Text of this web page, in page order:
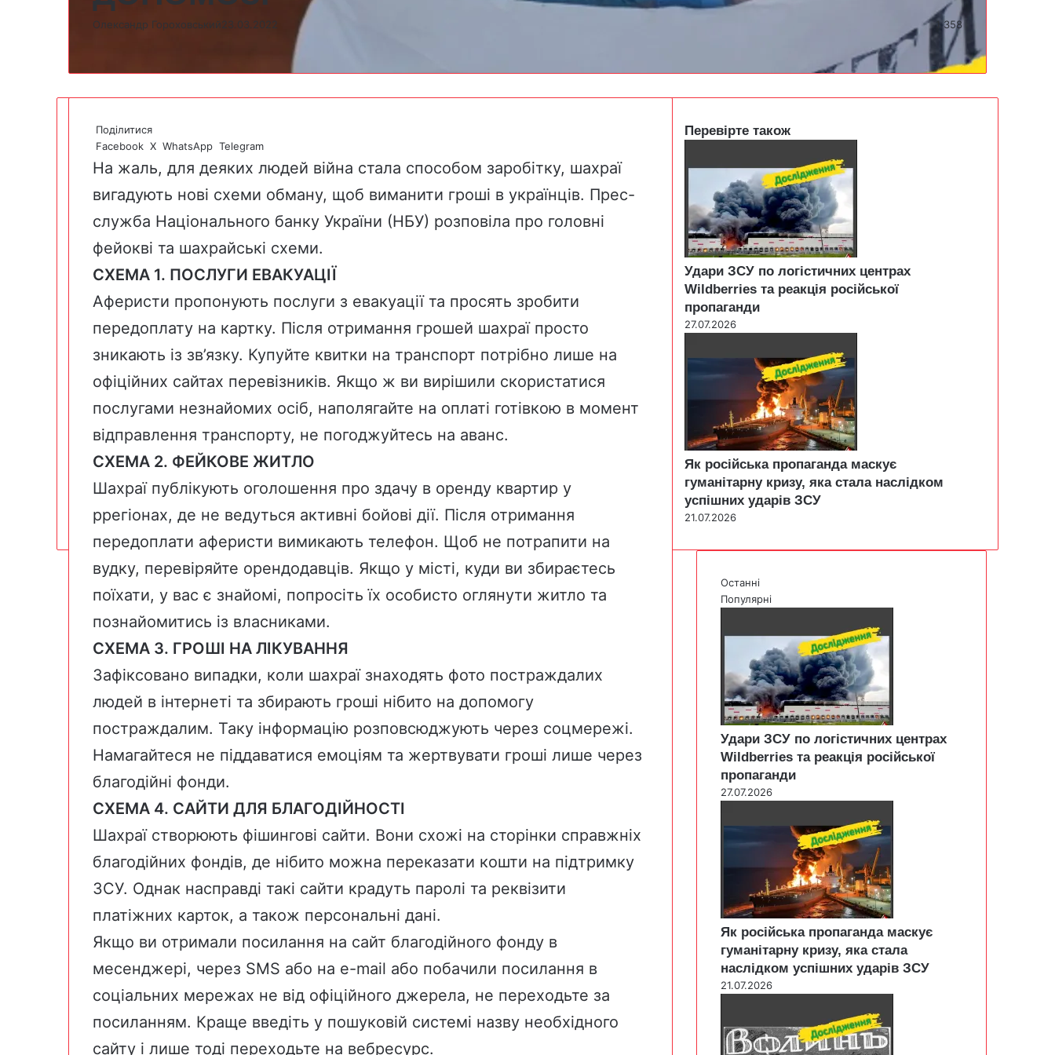
Олександр Гороховський23.03.2022 1 358
Поділитися
Facebook X WhatsApp Telegram
На жаль, для деяких людей війна стала способом заробітку, шахраї
вигадують нові схеми обману, щоб виманити гроші в українців. Прес-
служба Національного банку України (НБУ) розповіла про головні
фейокві та шахрайські схеми.
СХЕМА 1. ПОСЛУГИ ЕВАКУАЦІЇ
Аферисти пропонують послуги з евакуації та просять зробити
передоплату на картку. Після отримання грошей шахраї просто
зникають із зв’язку. Купуйте квитки на транспорт потрібно лише на
офіційних сайтах перевізників. Якщо ж ви вирішили скористатися
послугами незнайомих осіб, наполягайте на оплаті готівкою в момент
відправлення транспорту, не погоджуйтесь на аванс.
СХЕМА 2. ФЕЙКОВЕ ЖИТЛО
Шахраї публікують оголошення про здачу в оренду квартир у
ррегіонах, де не ведуться активні бойові дії. Після отримання
передоплати аферисти вимикають телефон. Щоб не потрапити на
вудку, перевіряйте орендодавців. Якщо у місті, куди ви збираєтесь
поїхати, у вас є знайомі, попросіть їх особисто оглянути житло та
познайомитись із власниками.
СХЕМА 3. ГРОШІ НА ЛІКУВАННЯ
Зафіксовано випадки, коли шахраї знаходять фото постраждалих
людей в інтернеті та збирають гроші нібито на допомогу
постраждалим. Таку інформацію розповсюджують через соцмережі.
Намагайтеся не піддаватися емоціям та жертвувати гроші лише через
благодійні фонди.
СХЕМА 4. САЙТИ ДЛЯ БЛАГОДІЙНОСТІ
Шахраї створюють фішингові сайти. Вони схожі на сторінки справжніх
благодійних фондів, де нібито можна переказати кошти на підтримку
ЗСУ. Однак насправді такі сайти крадуть паролі та реквізити
платіжних карток, а також персональні дані.
Якщо ви отримали посилання на сайт благодійного фонду в
месенджері, через SMS або на e-mail або побачили посилання в
соціальних мережах не від офіційного джерела, не переходьте за
посиланням. Краще введіть у пошуковій системі назву необхідного
сайту і лише тоді переходьте на вебресурс.
Перевірте також
Удари ЗСУ по логістичних центрах
Wildberries та реакція російської
пропаганди
27.07.2026
Як російська пропаганда маскує
гуманітарну кризу, яка стала наслідком
успішних ударів ЗСУ
21.07.2026
Останні
Популярні
Удари ЗСУ по логістичних центрах
Wildberries та реакція російської
пропаганди
27.07.2026
Як російська пропаганда маскує
гуманітарну кризу, яка стала
наслідком успішних ударів ЗСУ
21.07.2026